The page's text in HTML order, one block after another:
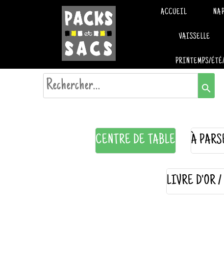
ACCUEIL
VAISSELLE
PRINTEMPS/
search
CENTRE DE TABLE À
LIVRE D'OR /